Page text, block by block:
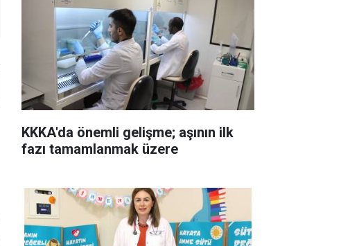
KKKA'da önemli gelişme; aşının ilk
fazı tamamlanmak üzere